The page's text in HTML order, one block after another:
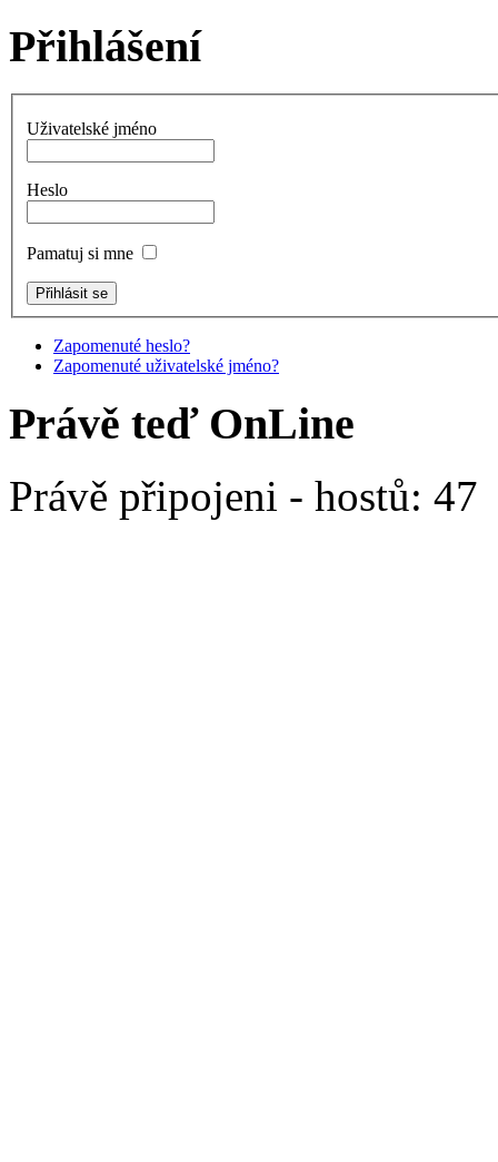
Přihlášení
Uživatelské jméno
Heslo
Pamatuj si mne
Zapomenuté heslo?
Zapomenuté uživatelské jméno?
Právě teď OnLine
Právě připojeni - hostů: 47